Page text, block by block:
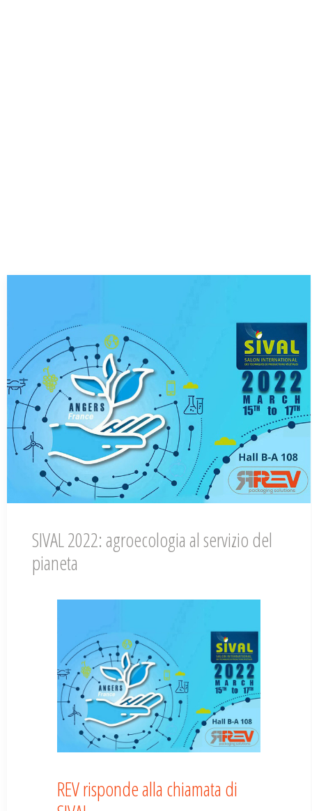
SIVAL 2022: agroecologia al servizio del
pianeta
REV risponde alla chiamata di